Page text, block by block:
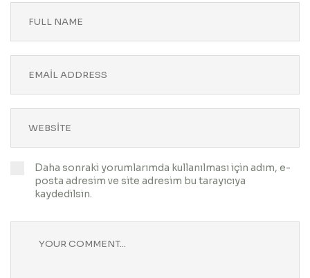
Daha sonraki yorumlarımda kullanılması için adım, e-
posta adresim ve site adresim bu tarayıcıya
kaydedilsin.